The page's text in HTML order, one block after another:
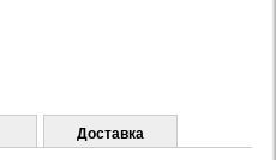
Доставка